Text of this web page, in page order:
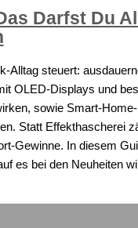
Darfst Du
Alltag steuert:
OLED-Displays und
sowie Smart-
Statt Effekthascherei
Gewinne. In diesem
es bei den Neuheiten